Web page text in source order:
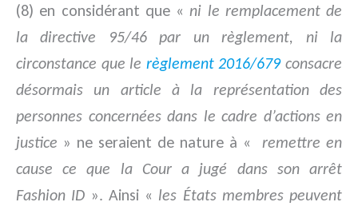
(8) en considérant que «ni le remplacement de
la directive 95/46 par un règlement, ni la
circonstance que le règlement 2016/679consacre
désormais un article à la représentation des
personnes concernées dans le cadre d’actions en
justice » ne seraient de nature à « remettre en
cause ce que la Cour a jugé dans son arrêt
Fashion ID ». Ainsi « les États membres peuvent